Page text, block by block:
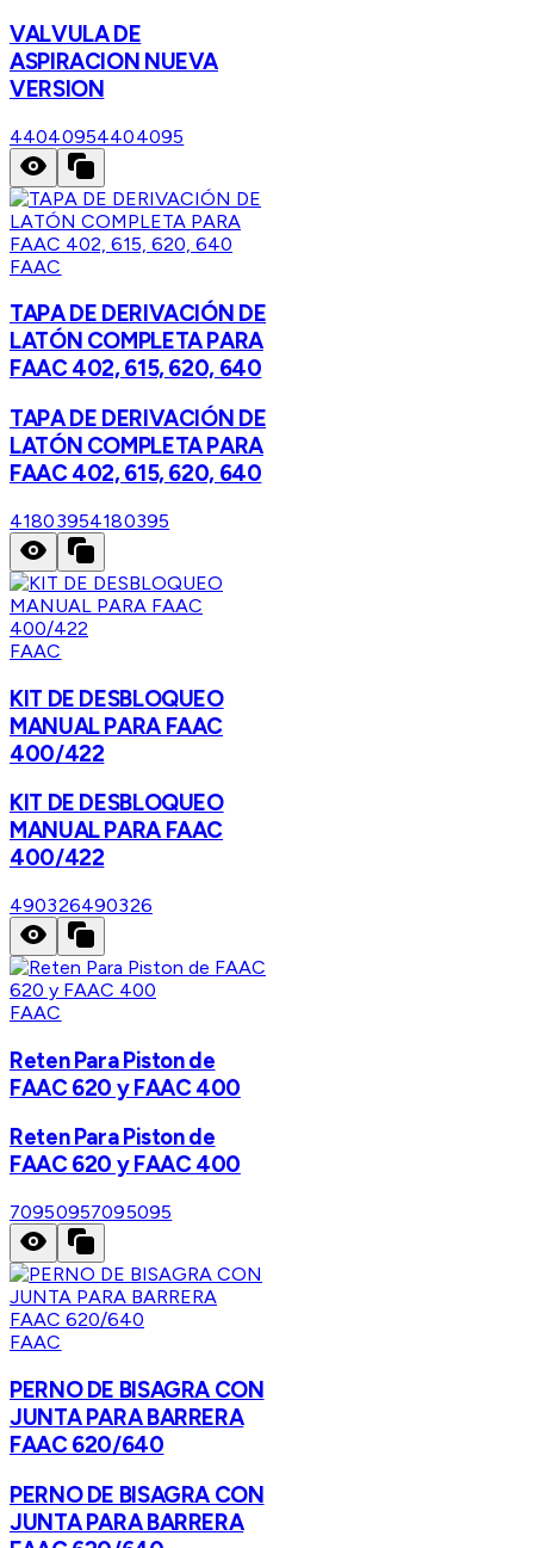
VALVULA DE
ASPIRACION NUEVA
VERSION
44040954404095
FAAC
TAPA DE DERIVACIÓN DE
LATÓN COMPLETA PARA
FAAC 402, 615, 620, 640
TAPA DE DERIVACIÓN DE
LATÓN COMPLETA PARA
FAAC 402, 615, 620, 640
41803954180395
FAAC
KIT DE DESBLOQUEO
MANUAL PARA FAAC
400/422
KIT DE DESBLOQUEO
MANUAL PARA FAAC
400/422
490326490326
FAAC
Reten Para Piston de
FAAC 620 y FAAC 400
Reten Para Piston de
FAAC 620 y FAAC 400
70950957095095
FAAC
PERNO DE BISAGRA CON
JUNTA PARA BARRERA
FAAC 620/640
PERNO DE BISAGRA CON
JUNTA PARA BARRERA